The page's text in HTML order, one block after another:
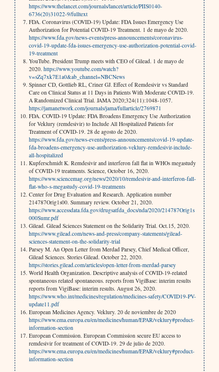
https://www.thelancet.com/journals/lancet/article/PIIS0140-
6736(20)31022-9/fulltext
FDA. Coronavirus (COVID-19) Update: FDA Issues Emergency Use
Authorization for Potential COVID-19 Treatment. 1 de mayo de 2020.
https://www.fda.gov/news-events/press-announcements/coronavirus-
covid-19-update-fda-issues-emergency-use-authorization-potential-covid-
19-treatment
YouTube. President Trump meets with CEO of Gilead. 1 de mayo de
2020. https://www.youtube.com/watch?
v=sZq7xk7E1a0&ab_channel=NBCNews
Spinner CD, Gottlieb RL, Criner GJ. Effect of Remdesivir vs Standard
Care on Clinical Status at 11 Days in Patients With Moderate COVID-19.
A Randomized Clinical Trial. JAMA 2020;324(11):1048-1057.
https://jamanetwork.com/journals/jama/fullarticle/2769871
FDA. COVID-19 Update: FDA Broadens Emergency Use Authorization
for Veklury (remdesivir) to Include All Hospitalized Patients for
Treatment of COVID-19. 28 de agosto de 2020.
https://www.fda.gov/news-events/press-announcements/covid-19-update-
fda-broadens-emergency-use-authorization-veklury-remdesivir-include-
all-hospitalized
Kupferschmidt K. Remdesivir and interferon fall flat in WHOs megastudy
of COVID-19 treatments. Science, October 16, 2020.
https://www.sciencemag.org/news/2020/10/remdesivir-and-interferon-fall-
flat-who-s-megastudy-covid-19-treatments
Center for Drug Evaluation and Research. Application number
214787Orig1s00. Summary review. October 21, 2020.
https://www.accessdata.fda.gov/drugsatfda_docs/nda/2020/214787Orig1s
000Sumr.pdf
Gilead. Gilead Sciences Statement on the Solidarity Trial. Oct.15, 2020.
https://www.gilead.com/news-and-press/company-statements/gilead-
sciences-statement-on-the-solidarity-trial
Parsey M. An Open Letter from Merdad Parsey, Chief Medical Officer,
Gilead Sciences. Stories Gilead. October 22, 2020.
https://stories.gilead.com/articles/open-letter-from-merdad-parsey
World Health Organization. Descriptive analysis of COVID-19-related
spontaneous related spontaneous. reports from VigiBase: interim results
reports from VigiBase: interim results. August 26, 2020.
https://www.who.int/medicines/regulation/medicines-safety/COVID19-PV-
update11.pdf
European Medicines Agency. Veklury. 20 de noviembre de 2020
https://www.ema.europa.eu/en/medicines/human/EPAR/veklury#product-
information-section
European Commission. European Commission secure EU access to
remdesivir for treatment of COVID-19. 29 de julio de 2020.
https://www.ema.europa.eu/en/medicines/human/EPAR/veklury#product-
information-section